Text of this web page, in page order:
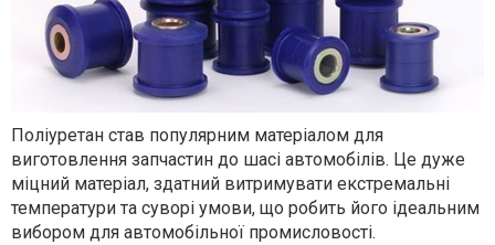
Поліуретан став популярним матеріалом для
виготовлення запчастин до шасі автомобілів. Це дуже
міцний матеріал, здатний витримувати екстремальні
температури та суворі умови, що робить його ідеальним
вибором для автомобільної промисловості.